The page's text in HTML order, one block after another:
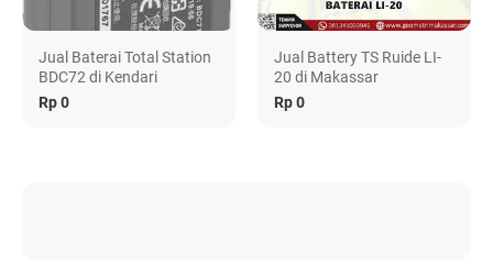
Jual Baterai Total Station
BDC72 di Kendari
Rp 0
Jual Battery TS Ruide LI-
20 di Makassar
Rp 0